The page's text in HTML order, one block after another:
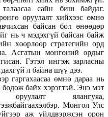
сайн биш байдаг.
оруулалт хийхээс өмнө
байсан бол өнөөдөр
нь ч мэдэхгүй байсан байж
хөөрлөөр стратегийн орд
Асгатын мөнгөний ордыг
Гэтэл ингэж зарласны
л байна шүү дээ.
гаргахаасаа өмнө дараа нь
байх хэрэгтэй. Энэ мэт
ялангуяа,
Монгол Улс
аж үйлдвэржсэн орон